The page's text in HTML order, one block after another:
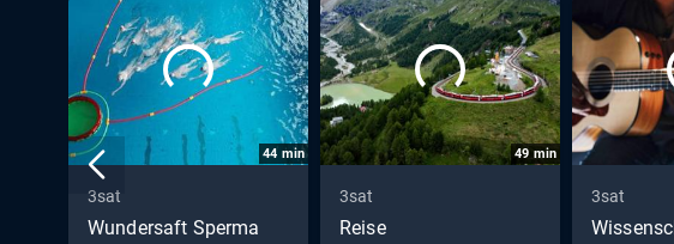
44 min
3sat
Wundersaft Sperma
49 min
3sat
Reise
3sat